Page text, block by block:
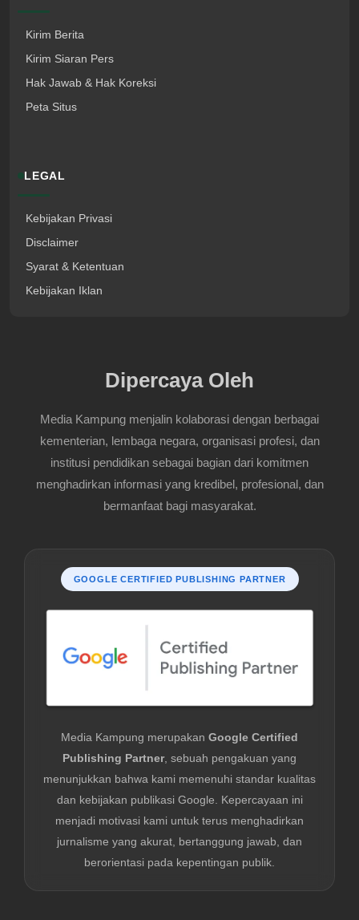
Kirim Berita
Kirim Siaran Pers
Hak Jawab & Hak Koreksi
Peta Situs
LEGAL
Kebijakan Privasi
Disclaimer
Syarat & Ketentuan
Kebijakan Iklan
Dipercaya Oleh
Media Kampung menjalin kolaborasi dengan berbagai
kementerian, lembaga negara, organisasi profesi, dan
institusi pendidikan sebagai bagian dari komitmen
menghadirkan informasi yang kredibel, profesional, dan
bermanfaat bagi masyarakat.
GOOGLE CERTIFIED PUBLISHING PARTNER
Media Kampung merupakan Google Certified
Publishing Partner, sebuah pengakuan yang
menunjukkan bahwa kami memenuhi standar kualitas
dan kebijakan publikasi Google. Kepercayaan ini
menjadi motivasi kami untuk terus menghadirkan
jurnalisme yang akurat, bertanggung jawab, dan
berorientasi pada kepentingan publik.